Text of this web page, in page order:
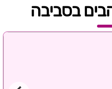
בסביבה